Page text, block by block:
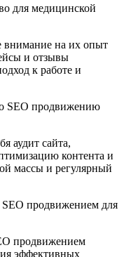
для медицинской
внимание на их опыт
и отзывы
к работе и
SEO продвижению
аудит сайта,
контента и
массы и регулярный
продвижением для
продвижением
эффективных